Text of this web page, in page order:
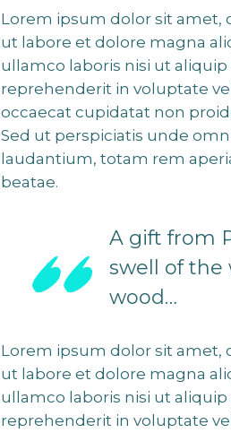
Lorem ipsum dolor sit
ut labore et dolore magna
ullamco laboris nisi ut
reprehenderit in voluptate
occaecat cupidatat non
Sed ut perspiciatis unde
laudantium, totam rem
beatae.
A gift from
swell of the
wood…
Lorem ipsum dolor sit
ut labore et dolore magna
ullamco laboris nisi ut
reprehenderit in voluptate